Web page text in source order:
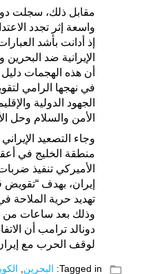
مقابل ذلك، سجلت
واسعة إثر تجدد
إذ أدانت بأشد
الإيرانية ضد
أن هذه الهجمات دليل
في نهجها الرامي
الجهود الدولية
الأمن والسلام وحل
وجاء التصعيد
منطقة الخليج في
الأميركي تنفيذ
إيران، بهدف “تقويض
تهديد حرية الملاحة
وذلك بعد ساعات من
دونالد ترامب أن
لوقف الحرب مع
folder_open
Tagged in: البحرين,